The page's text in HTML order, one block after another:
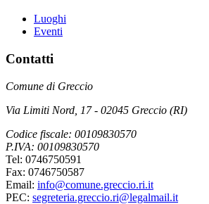
Luoghi
Eventi
Contatti
Comune di Greccio
Via Limiti Nord, 17 - 02045 Greccio (RI)
Codice fiscale: 00109830570
P.IVA: 00109830570
Tel: 0746750591
Fax: 0746750587
Email: info@comune.greccio.ri.it
PEC: segreteria.greccio.ri@legalmail.it